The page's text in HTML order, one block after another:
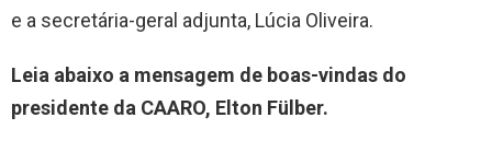
e a secretária-geral adjunta, Lúcia Oliveira.
Leia abaixo a mensagem de boas-vindas do
presidente da CAARO, Elton Fülber.